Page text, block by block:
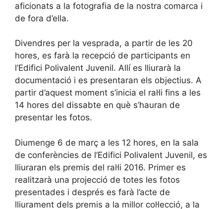
aficionats a la fotografia de la nostra comarca i
de fora d’ella.
Divendres per la vesprada, a partir de les 20
hores, es farà la recepció de participants en
l’Edifici Polivalent Juvenil. Allí es lliurarà la
documentació i es presentaran els objectius. A
partir d’aquest moment s’inicia el ral·li fins a les
14 hores del dissabte en què s’hauran de
presentar les fotos.
Diumenge 6 de març a les 12 hores, en la sala
de conferències de l’Edifici Polivalent Juvenil, es
lliuraran els premis del ral·li 2016. Primer es
realitzarà una projecció de totes les fotos
presentades i després es farà l’acte de
lliurament dels premis a la millor col·lecció, a la